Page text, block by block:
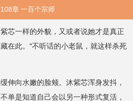
章 一百个宗师
芯一样的外貌，又或者说她才是真正
在此。“不听话的小老鼠，就这样杀死
伸向水嫩的脸颊。沐紫芯浑身发抖，
单是知道自己会以另一种形式复活，